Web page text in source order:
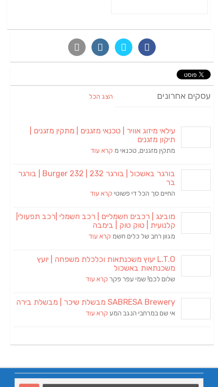
עסקים אחרונים הצג הכל
עילאי מיזוג אוויר | טכנאי מזגנים | מתקין מזגנים |
תיקון מזגנים
מתקין מזגנים, טכנאי מ קרא עוד
בורגר באשכול | בורגר 232 | Burger 232 | בורגר
בר
החיים סך הכל די פשוטי קרא עוד
מובינג | רכבים חשמליים | רכב חשמלי |רכב תפעולי|
קלנועית | טוק טוק | בימבה
מגוון רחב של כלים חשמ קרא עוד
L.T.O יעוץ משכנתאות וכלכלת משפחה | יועץ
משכנתאות באשכול
שלום לכם! שמי עפר פקר קרא עוד
SABRESA Brewery מבשלת שיכר | מבשלת בירה
אי שם במרחבי הנגב המע קרא עוד